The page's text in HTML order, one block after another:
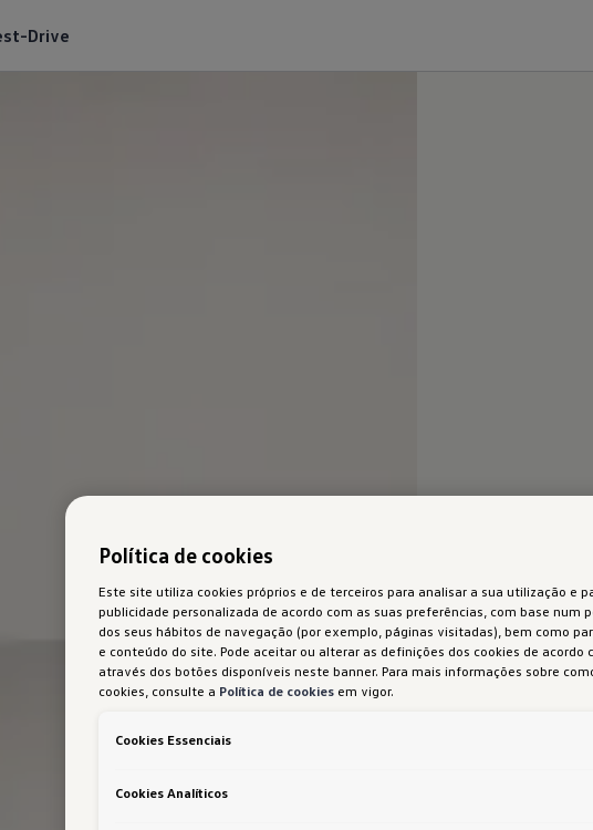
Drive
Política de cookies
Este site utiliza cookies próprios e de terceiros para analisar a sua utilização e
publicidade personalizada de acordo com as suas preferências, com base num
dos seus hábitos de navegação (por exemplo, páginas visitadas), bem como
e conteúdo do site. Pode aceitar ou alterar as definições dos cookies de acordo
através dos botões disponíveis neste banner. Para mais informações sobre
cookies, consulte a Política de cookies em vigor.
Cookies Essenciais
Cookies Analíticos